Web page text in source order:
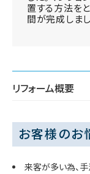
置する方法を
間が完成しまし
リフォーム概要
お客様のお
来客が多い為、